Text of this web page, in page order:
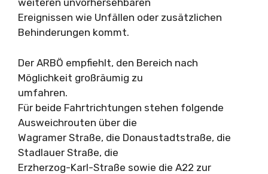
weiteren unvorhersehbaren
Ereignissen wie Unfällen oder zusätzlichen
Behinderungen kommt.
Der ARBÖ empfiehlt, den Bereich nach
Möglichkeit großräumig zu
umfahren.
Für beide Fahrtrichtungen stehen folgende
Ausweichrouten über die
Wagramer Straße, die Donaustadtstraße, die
Stadlauer Straße, die
Erzherzog-Karl-Straße sowie die A22 zur